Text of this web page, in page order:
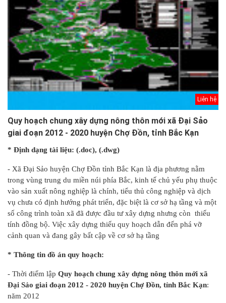
Liên hệ
Quy hoạch chung xây dựng nông thôn mới xã Đại Sảo
giai đoạn 2012 - 2020 huyện Chợ Đồn, tỉnh Bắc Kạn
* Định dạng tài liệu: (.doc), (.dwg)
- Xã Đại Sảo huyện Chợ Đồn tỉnh Bắc Kạn là địa phương nằm
trong vùng trung du miền núi phía Bắc, kinh tế chủ yếu phụ thuộc
vào sản xuất nông nghiệp là chính, tiểu thủ công nghiệp và dịch
vụ chưa có định hướng phát triển, đặc biệt là cơ sở hạ tầng và một
số công trình toàn xã đã được đầu tư xây dựng nhưng còn thiếu
tính đồng bộ. Việc xây dựng thiếu quy hoạch dẫn đến phá vỡ
cảnh quan và đang gây bất cập về cơ sở hạ tầng
* Thông tin đồ án quy hoạch:
- Thời điểm lập Quy hoạch chung xây dựng nông thôn mới xã
Đại Sảo giai đoạn 2012 - 2020 huyện Chợ Đồn, tỉnh Bắc Kạn:
năm 2012